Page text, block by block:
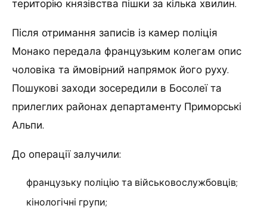
територію князівства пішки за кілька хвилин.
Після отримання записів із камер поліція
Монако передала французьким колегам опис
чоловіка та ймовірний напрямок його руху.
Пошукові заходи зосередили в Босолеї та
прилеглих районах департаменту Приморські
Альпи.
До операції залучили:
французьку поліцію та військовослужбовців;
кінологічні групи;